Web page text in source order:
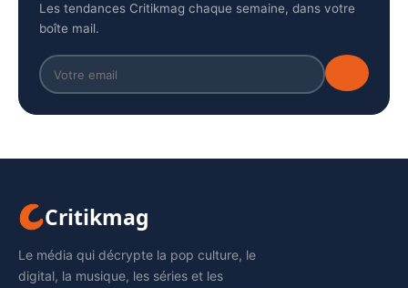
Les tendances Critikmag chaque semaine, dans votre
boîte mail.
Critikmag
Le média qui décrypte la pop culture, le
digital, la musique, les séries et les